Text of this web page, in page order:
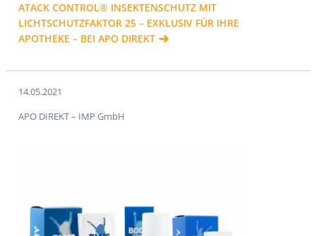
ATACK CONTROL® INSEKTENSCHUTZ MIT
LICHTSCHUTZFAKTOR 25 – EXKLUSIV FÜR IHRE
APOTHEKE – BEI APO DIREKT
14.05.2021
APO DIREKT – IMP GmbH